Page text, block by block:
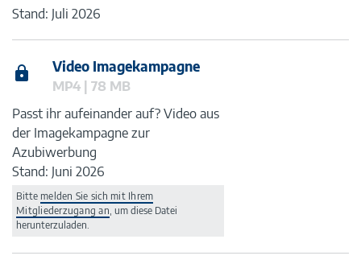
Stand: Juli 2026
Video Imagekampagne
MP4 | 78 MB
Passt ihr aufeinander auf? Video aus
der Imagekampagne zur
Azubiwerbung
Stand: Juni 2026
Bitte melden Sie sich mit Ihrem
Mitgliederzugang an, um diese Datei
herunterzuladen.